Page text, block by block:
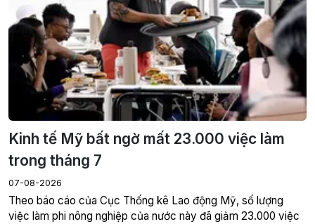
Kinh tế Mỹ bất ngờ mất 23.000 việc làm
trong tháng 7
07-08-2026
Theo báo cáo của Cục Thống kê Lao động Mỹ, số lượng
việc làm phi nông nghiệp của nước này đã giảm 23.000 việc